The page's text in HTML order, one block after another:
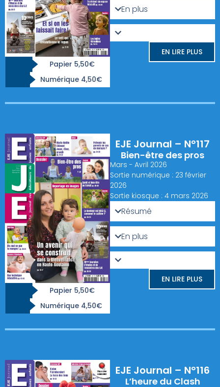
Papier 5,50€
Numérique 4,50€
En plus
EN LIRE PLUS
Papier 5,50€
Numérique 4,50€
EJE Journal – N°117
Bien-être des pros
Mars - Avril 2026
Sortie numérique : 23 février
2026
Sortie kiosque : 4 mars 2026
Résumé
En plus
EN LIRE PLUS
EJE Journal – N°116
L’heure du Clash